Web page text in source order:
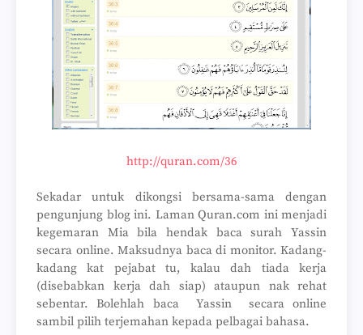
http://quran.com/36
Sekadar untuk dikongsi bersama-sama dengan
pengunjung blog ini. Laman Quran.com ini menjadi
kegemaran Mia bila hendak baca surah Yassin
secara online. Maksudnya baca di monitor. Kadang-
kadang kat pejabat tu, kalau dah tiada kerja
(disebabkan kerja dah siap) ataupun nak rehat
sebentar. Bolehlah baca Yassin secara online
sambil pilih terjemahan kepada pelbagai bahasa.